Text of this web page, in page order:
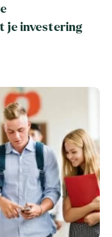
je investering